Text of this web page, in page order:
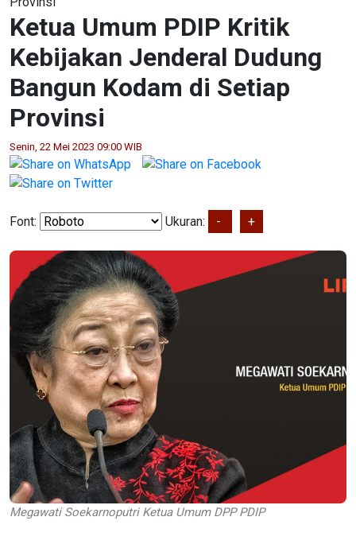
Ketua Umum PDIP Kritik
Kebijakan Jenderal Dudung
Bangun Kodam di Setiap
Provinsi
Senin, 22 Mei 2023 09:00 WIB
Font: Ukuran: - +
Megawati Soekarnoputri Ketua Umum DPP PDIP